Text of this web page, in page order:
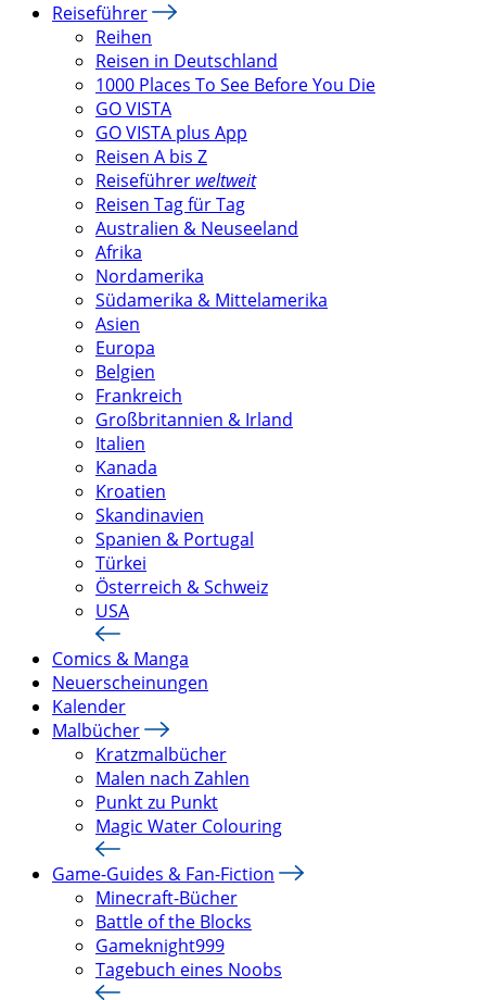
Reiseführer
Reihen
Reisen in Deutschland
1000 Places To See Before You Die
GO VISTA
GO VISTA plus App
Reisen A bis Z
Reiseführer weltweit
Reisen Tag für Tag
Australien & Neuseeland
Afrika
Nordamerika
Südamerika & Mittelamerika
Asien
Europa
Belgien
Frankreich
Großbritannien & Irland
Italien
Kanada
Kroatien
Skandinavien
Spanien & Portugal
Türkei
Österreich & Schweiz
USA
Comics & Manga
Neuerscheinungen
Kalender
Malbücher
Kratzmalbücher
Malen nach Zahlen
Punkt zu Punkt
Magic Water Colouring
Game-Guides & Fan-Fiction
Minecraft-Bücher
Battle of the Blocks
Gameknight999
Tagebuch eines Noobs